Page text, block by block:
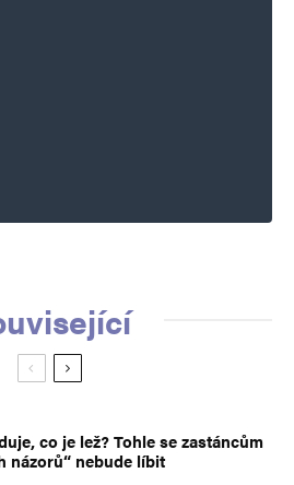
co je lež? Tohle se zastáncům
názorů“ nebude líbit